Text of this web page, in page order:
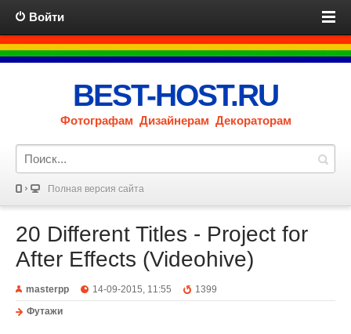
Войти
BEST-HOST.RU
Фотографам Дизайнерам Декораторам
Полная версия сайта
20 Different Titles - Project for
After Effects (Videohive)
masterpp 14-09-2015, 11:55
1399
Футажи